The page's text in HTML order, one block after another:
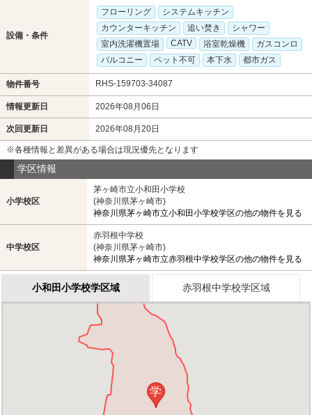
設備・条件
フローリング
システムキッチン
カウンターキッチン
追い焚き
シャワー
室内洗濯機置場
CATV 浴室乾燥機
ガスコンロ
バルコニー
ペット不可 本下水 都市ガス
物件番号 RHS-159703-34087
情報更新日 2026年08月06日
次回更新日 2026年08月20日
※各種情報と差異がある場合は現況優先となります
学区情報
小学校区
茅ヶ崎市立小和田小学校
(神奈川県茅ヶ崎市)
神奈川県茅ヶ崎市立小和田小学校学区の他の物件を見る
中学校区
赤羽根中学校
(神奈川県茅ヶ崎市)
神奈川県茅ヶ崎市立赤羽根中学校学区の他の物件を見る
小和田小学校学区域 赤羽根中学校学区域
学